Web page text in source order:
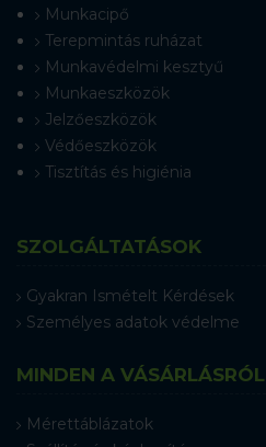
Munkacipő
Terepmintás ruházat
Munkavédelmi kesztyű
Munkaeszközök
Jelzőeszközök
Védőeszközök
Tisztítás és higiénia
SZOLGÁLTATÁSOK
Gyakran Ismételt Kérdések
Személyes adatok védelme
MINDEN A VÁSÁRLÁSRÓL
Mérettáblázatok